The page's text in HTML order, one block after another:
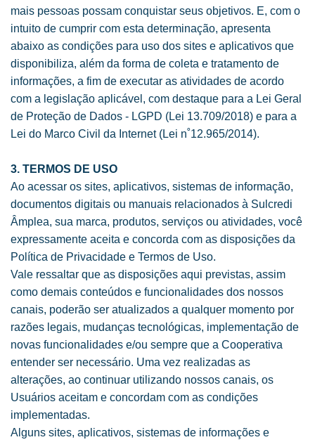
mais pessoas possam conquistar seus objetivos. E, com o
intuito de cumprir com esta determinação, apresenta
abaixo as condições para uso dos sites e aplicativos que
disponibiliza, além da forma de coleta e tratamento de
informações, a fim de executar as atividades de acordo
com a legislação aplicável, com destaque para a Lei Geral
de Proteção de Dados - LGPD (Lei 13.709/2018) e para a
Lei do Marco Civil da Internet (Lei n˚12.965/2014).
3. TERMOS DE USO
Ao acessar os sites, aplicativos, sistemas de informação,
documentos digitais ou manuais relacionados à Sulcredi
Âmplea, sua marca, produtos, serviços ou atividades, você
expressamente aceita e concorda com as disposições da
Política de Privacidade e Termos de Uso.
Vale ressaltar que as disposições aqui previstas, assim
como demais conteúdos e funcionalidades dos nossos
canais, poderão ser atualizados a qualquer momento por
razões legais, mudanças tecnológicas, implementação de
novas funcionalidades e/ou sempre que a Cooperativa
entender ser necessário. Uma vez realizadas as
alterações, ao continuar utilizando nossos canais, os
Usuários aceitam e concordam com as condições
implementadas.
Alguns sites, aplicativos, sistemas de informações e